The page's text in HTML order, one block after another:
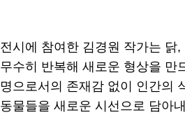
전시에 참여한 김경원 작가는 닭
무수히 반복해 새로운 형상을 만
명으로서의 존재감 없이 인간의
동물들을 새로운 시선으로 담아